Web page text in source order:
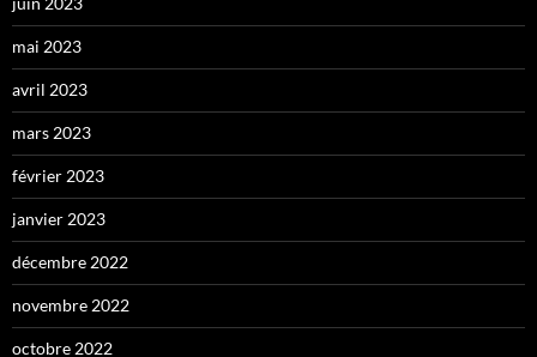
mai 2023
avril 2023
mars 2023
février 2023
janvier 2023
décembre 2022
novembre 2022
octobre 2022